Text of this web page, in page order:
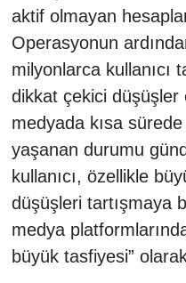
aktif olmayan
Operasyonun
milyonlarca kullanıcı
dikkat çekici düşüşler
medyada kısa
yaşanan durumu
kullanıcı, özellikle
düşüşleri tartışmaya
medya
büyük tasfiyesi”